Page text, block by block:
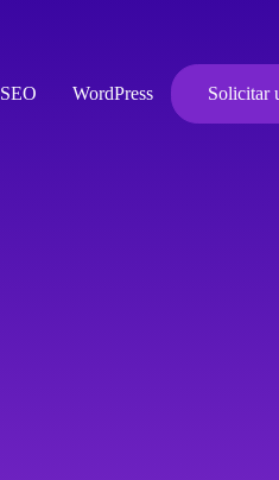
SEO WordPress Solicitar